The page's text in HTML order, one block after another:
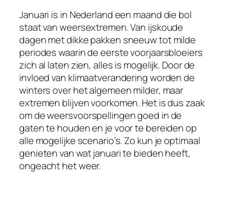
Januari is in Nederland een maand die bol
staat van weersextremen. Van ijskoude
dagen met dikke pakken sneeuw tot milde
periodes waarin de eerste voorjaarsbloeiers
zich al laten zien, alles is mogelijk. Door de
invloed van klimaatverandering worden de
winters over het algemeen milder, maar
extremen blijven voorkomen. Het is dus zaak
om de weersvoorspellingen goed in de
gaten te houden en je voor te bereiden op
alle mogelijke scenario’s. Zo kun je optimaal
genieten van wat januari te bieden heeft,
ongeacht het weer.